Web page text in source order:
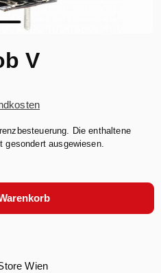
V
Die enthaltene
gesondert ausgewiesen.
Wien